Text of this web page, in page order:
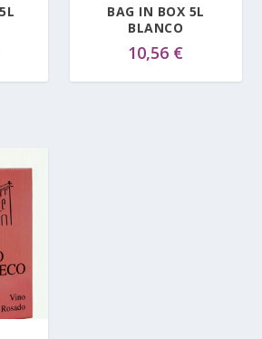
BAG IN BOX 5L
BLANCO
10,56 €